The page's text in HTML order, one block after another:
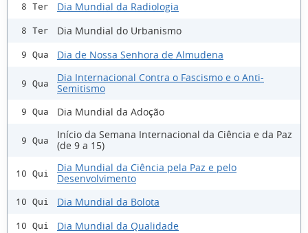
8 Ter Dia Mundial da Radiologia
8 Ter Dia Mundial do Urbanismo
9 Qua Dia de Nossa Senhora de Almudena
9 Qua
Dia Internacional Contra o Fascismo e o Anti-
Semitismo
9 Qua Dia Mundial da Adoção
9 Qua
Início da Semana Internacional da Ciência e da Paz
(de 9 a 15)
10 Qui
Dia Mundial da Ciência pela Paz e pelo
Desenvolvimento
10 Qui Dia Mundial da Bolota
10 Qui Dia Mundial da Qualidade